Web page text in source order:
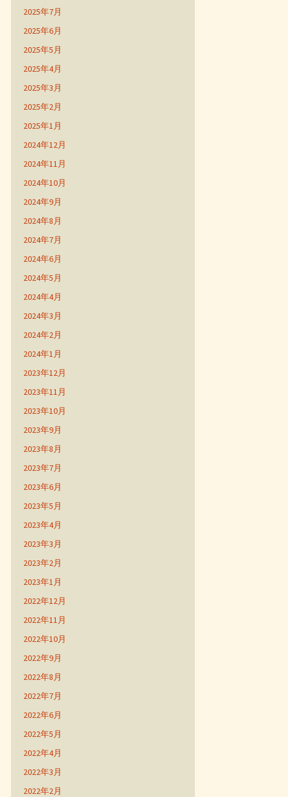
2025年7月
2025年6月
2025年5月
2025年4月
2025年3月
2025年2月
2025年1月
2024年12月
2024年11月
2024年10月
2024年9月
2024年8月
2024年7月
2024年6月
2024年5月
2024年4月
2024年3月
2024年2月
2024年1月
2023年12月
2023年11月
2023年10月
2023年9月
2023年8月
2023年7月
2023年6月
2023年5月
2023年4月
2023年3月
2023年2月
2023年1月
2022年12月
2022年11月
2022年10月
2022年9月
2022年8月
2022年7月
2022年6月
2022年5月
2022年4月
2022年3月
2022年2月